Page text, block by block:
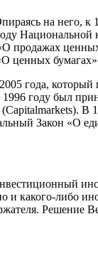
на него, к
продажах
ценных
года, который
году был
(Capitalmarkets). В
Закон «О
и какого-либо
Решение